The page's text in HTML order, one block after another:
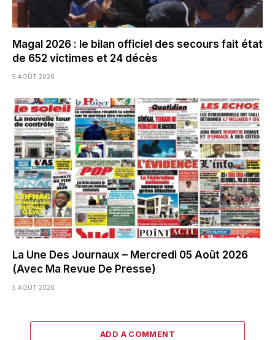
Magal 2026 : le bilan officiel des secours fait état
de 652 victimes et 24 décès
5 AOÛT 2026
La Une Des Journaux – Mercredi 05 Août 2026
(Avec Ma Revue De Presse)
5 AOÛT 2026
ADD A COMMENT